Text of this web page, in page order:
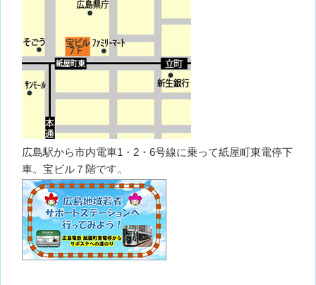
広島駅から市内電車1・2・6号線に乗って紙屋町東電停下
車。宝ビル７階です。